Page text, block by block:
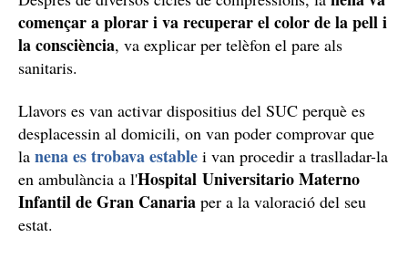
començar a plorar i va recuperar el color de la pell i
la consciència, va explicar per telèfon el pare als
sanitaris.
Llavors es van activar dispositius del SUC perquè es
desplacessin al domicili, on van poder comprovar que
la nena es trobava estable i van procedir a traslladar-la
en ambulància a l'Hospital Universitario Materno
Infantil de Gran Canaria per a la valoració del seu
estat.